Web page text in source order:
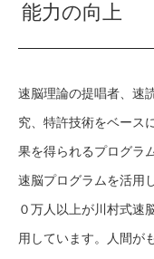
能力の向上
速脳理論の提唱者、速
究、特許技術をベース
果を得られるプログラ
速脳プログラムを活用
０万人以上が川村式速
用しています。人間が